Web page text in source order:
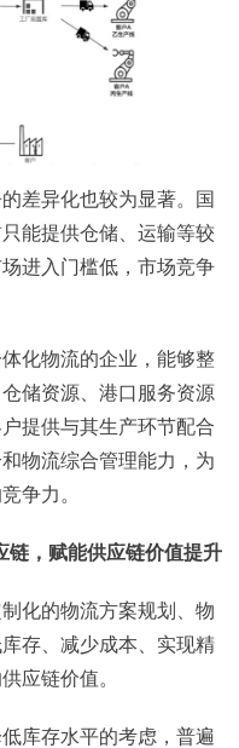
差异化也较为显著。国
能提供仓储、运输等较
进入门槛低，市场竞争
化物流的企业，能够整
储资源、港口服务资源
提供与其生产环节配合
物流综合管理能力，为
争力。
链，赋能供应链价值提升
化的物流方案规划、物
存、减少成本、实现精
应链价值。
库存水平的考虑，普遍